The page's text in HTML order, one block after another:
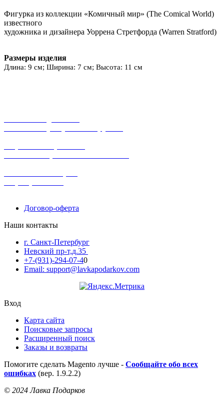
Фигурка из коллекции «Комичный мир» (The Comical World)
известного
художника и дизайнера Уоррена Стретфорда (Warren Stratford)
Размеры изделия
Длина: 9 см; Ширина: 7 см; Высота: 11 см
Договор-оферта
Наши контакты
г. Санкт-Петербург
Невский пр-т,д.35
+7-(931)-294-07-40
Email: support@lavkapodarkov.com
Вход
Карта сайта
Поисковые запросы
Расширенный поиск
Заказы и возвраты
Помогите сделать Magento лучше - Сообщайте обо всех
ошибках (вер. 1.9.2.2)
© 2024 Лавка Подарков